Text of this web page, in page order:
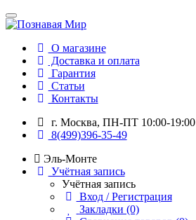
О магазине
Доставка и оплата
Гарантия
Статьи
Контакты
г. Москва, ПН-ПТ 10:00-19:00
8(499)396-35-49
Эль-Монте
Учётная запись
Учётная запись
Вход / Регистрация
Закладки (0)